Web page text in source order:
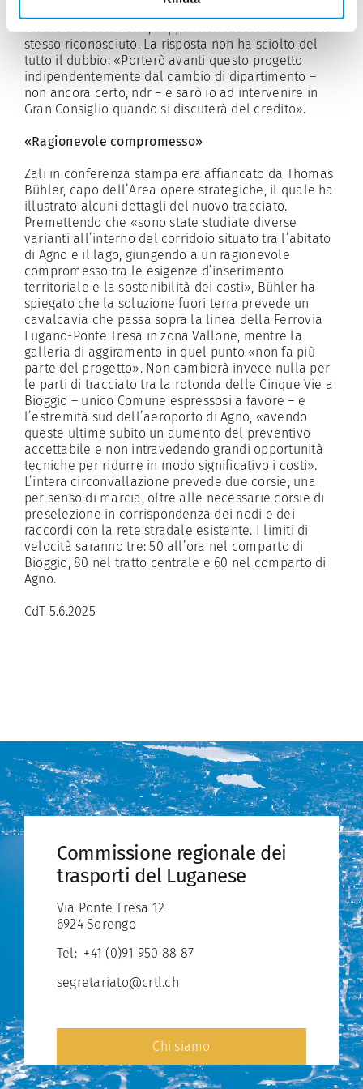
tavolo una soluzione, seppur non ideale come da lui
stesso riconosciuto. La risposta non ha sciolto del
tutto il dubbio: «Porterò avanti questo progetto
indipendentemente dal cambio di dipartimento –
non ancora certo, ndr – e sarò io ad intervenire in
Gran Consiglio quando si discuterà del credito».
«Ragionevole compromesso»
Zali in conferenza stampa era affiancato da Thomas
Bühler, capo dell’Area opere strategiche, il quale ha
illustrato alcuni dettagli del nuovo tracciato.
Premettendo che «sono state studiate diverse
varianti all’interno del corridoio situato tra l’abitato
di Agno e il lago, giungendo a un ragionevole
compromesso tra le esigenze d’inserimento
territoriale e la sostenibilità dei costi», Bühler ha
spiegato che la soluzione fuori terra prevede un
cavalcavia che passa sopra la linea della Ferrovia
Lugano-Ponte Tresa in zona Vallone, mentre la
galleria di aggiramento in quel punto «non fa più
parte del progetto». Non cambierà invece nulla per
le parti di tracciato tra la rotonda delle Cinque Vie a
Bioggio – unico Comune espressosi a favore – e
l’estremità sud dell’aeroporto di Agno, «avendo
queste ultime subito un aumento del preventivo
accettabile e non intravedendo grandi opportunità
tecniche per ridurre in modo significativo i costi».
L’intera circonvallazione prevede due corsie, una
per senso di marcia, oltre alle necessarie corsie di
preselezione in corrispondenza dei nodi e dei
raccordi con la rete stradale esistente. I limiti di
velocità saranno tre: 50 all’ora nel comparto di
Bioggio, 80 nel tratto centrale e 60 nel comparto di
Agno.
CdT 5.6.2025
Commissione regionale dei
trasporti del Luganese
Via Ponte Tresa 12
6924 Sorengo
Tel: +41 (0)91 950 88 87
segretariato@crtl.ch
Chi siamo